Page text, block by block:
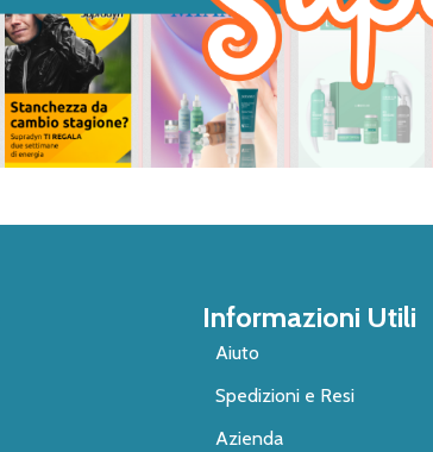
Informazioni Utili
Aiuto
Spedizioni e Resi
Azienda